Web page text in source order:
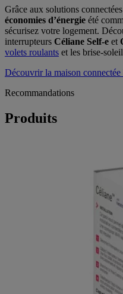
Grâce aux solutions
économies d’énergie été
sécurisez votre logement.
interrupteurs Céliane Self-e et
volets roulants et les brise-
Découvrir la maison connectée
Recommandations
Produits